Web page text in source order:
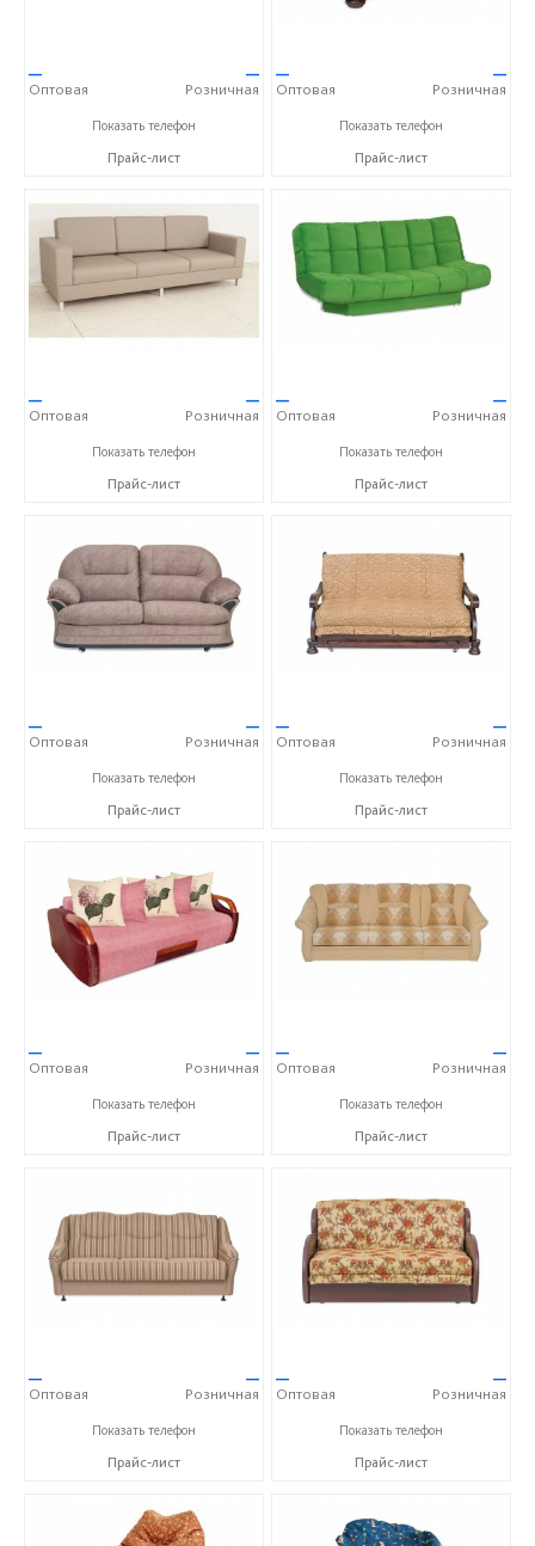
—
Оптовая
—
Розничная
+7 (351) 277-75-62
Показать телефон
Прайс-лист
—
Оптовая
—
Розничная
+7 (351) 277-75-62
Показать телефон
Прайс-лист
—
Оптовая
—
Розничная
+7 (351) 277-75-62
Показать телефон
Прайс-лист
—
Оптовая
—
Розничная
+7 (351) 277-75-62
Показать телефон
Прайс-лист
—
Оптовая
—
Розничная
+7 (351) 277-75-62
Показать телефон
Прайс-лист
—
Оптовая
—
Розничная
+7 (351) 277-75-62
Показать телефон
Прайс-лист
—
Оптовая
—
Розничная
+7 (351) 277-75-62
Показать телефон
Прайс-лист
—
Оптовая
—
Розничная
+7 (351) 277-75-62
Показать телефон
Прайс-лист
—
Оптовая
—
Розничная
+7 (351) 277-75-62
Показать телефон
Прайс-лист
—
Оптовая
—
Розничная
+7 (351) 277-75-62
Показать телефон
Прайс-лист